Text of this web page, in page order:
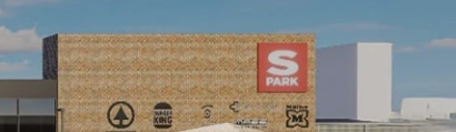
Italija IT
Mađarska